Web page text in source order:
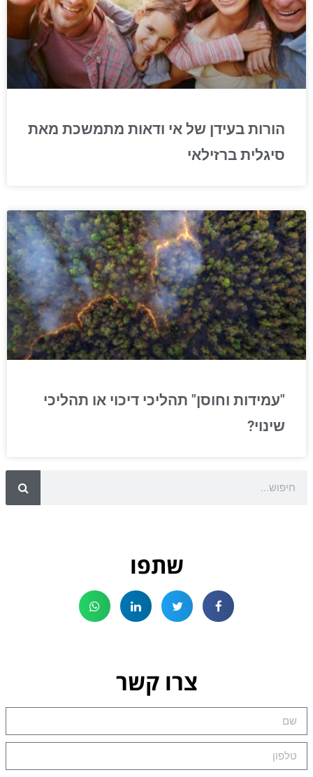
הורות בעידן של אי ודאות מתמשכת מאת
סיגלית ברזילאי
"עמידות וחוסן" תהליכי דיכוי או תהליכי
שינוי?
שתפו
צרו קשר